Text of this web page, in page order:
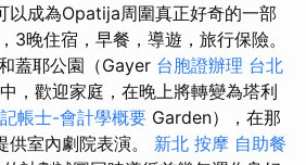
以成為Opatija周圍真正好奇的一部
3晚住宿，早餐，導遊，旅行保險。
蓋耶公園（Gayer 台胞證辦理 台北
，歡迎家庭，在晚上將轉變為塔利
記帳士-會計學概要 Garden），在那
供室內劇院表演。 新北 按摩 自助餐